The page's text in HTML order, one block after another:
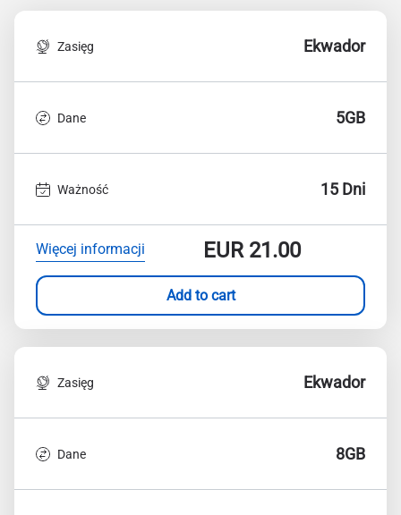
Zasięg Ekwador
Dane 5GB
Ważność 15 Dni
Więcej informacji EUR21.00
Add to cart
Zasięg Ekwador
Dane 8GB